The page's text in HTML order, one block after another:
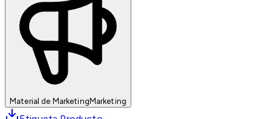
Material de MarketingMarketing